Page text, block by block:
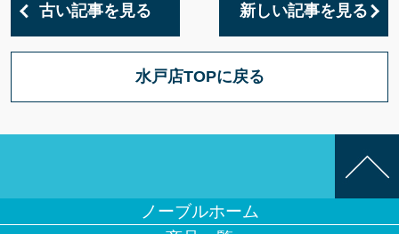
古い記事を見る 新しい記事を見る
水戸店TOPに戻る
ノーブルホーム